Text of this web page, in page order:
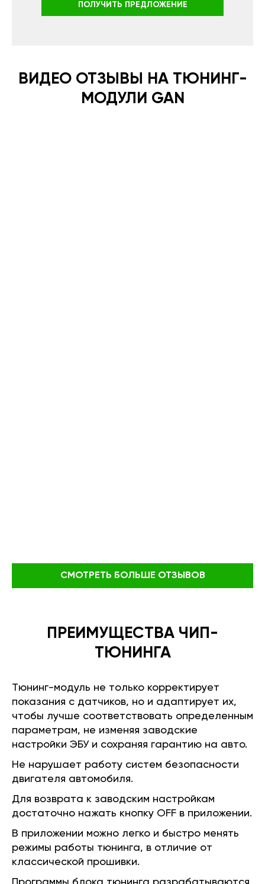
ПОЛУЧИТЬ ПРЕДЛОЖЕНИЕ
ВИДЕО ОТЗЫВЫ НА ТЮНИНГ-
МОДУЛИ GAN
СМОТРЕТЬ БОЛЬШЕ ОТЗЫВОВ
ПРЕИМУЩЕСТВА ЧИП-
ТЮНИНГА
Тюнинг-модуль не только корректирует
показания с датчиков, но и адаптирует их,
чтобы лучше соответствовать определенным
параметрам, не изменяя заводские
настройки ЭБУ и сохраняя гарантию на авто.
Не нарушает работу систем безопасности
двигателя автомобиля.
Для возврата к заводским настройкам
достаточно нажать кнопку OFF в приложении.
В приложении можно легко и быстро менять
режимы работы тюнинга, в отличие от
классической прошивки.